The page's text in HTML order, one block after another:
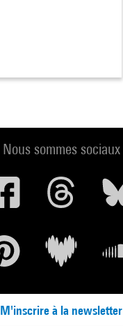
Nous sommes sociaux
M'inscrire à la newsletter